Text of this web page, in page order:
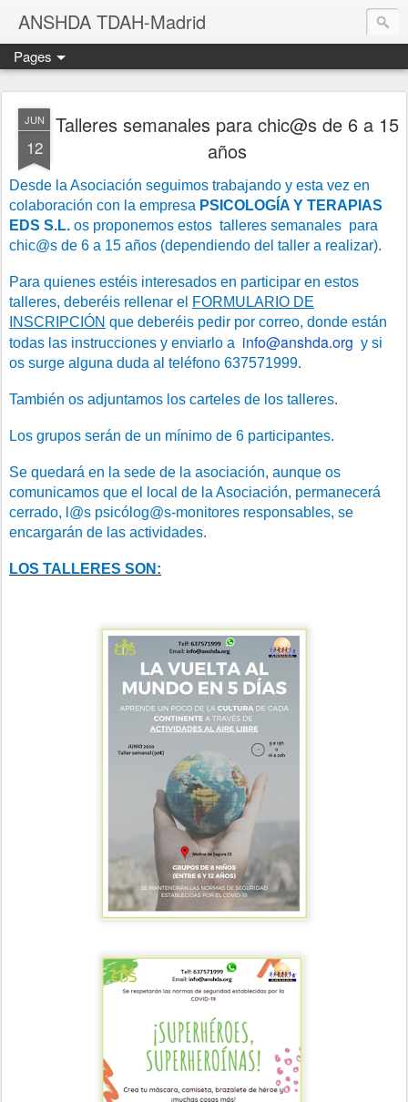
ANSHDA TDAH-Madrid
Pages
JUN
12
Talleres semanales para chic@s de 6 a 15
años
Desde la Asociación seguimos trabajando y esta vez en
colaboración con la empresa PSICOLOGÍA Y TERAPIAS
EDS S.L. os proponemos estos talleres semanales para
chic@s de 6 a 15 años (dependiendo del taller a realizar).
Para quienes estéis interesados en participar en estos
talleres, deberéis rellenar el FORMULARIO DE
INSCRIPCIÓN que deberéis pedir por correo, donde están
todas las instrucciones y enviarlo a info@anshda.org y si
os surge alguna duda al teléfono 637571999.
También os adjuntamos los carteles de los talleres.
Los grupos serán de un mínimo de 6 participantes.
Se quedará en la sede de la asociación, aunque os
comunicamos que el local de la Asociación, permanecerá
cerrado, l@s psicólog@s-monitores responsables, se
encargarán de las actividades.
LOS TALLERES SON: